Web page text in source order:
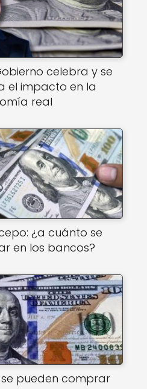
celebra y se
el impacto en la
real
¿a cuánto se
en los bancos?
se pueden comprar